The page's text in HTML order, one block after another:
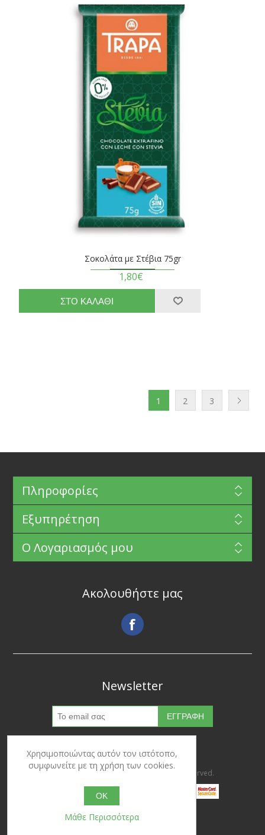
Σοκολάτα με Στέβια 75gr
1,80€
1 2 3
Πληροφορίες
Εξυπηρέτηση
Ο Λογαριασμός μου
Ακολουθήστε μας
Newsletter
Copyright © 2026 Ypertrofes. All rights reserved.
Powered bynopCommerce
Χρησιμοποιώντας αυτόν τον ιστότοπο,
συμφωνείτε με τη χρήση των cookies.
OK
Μάθε Περισσότερα